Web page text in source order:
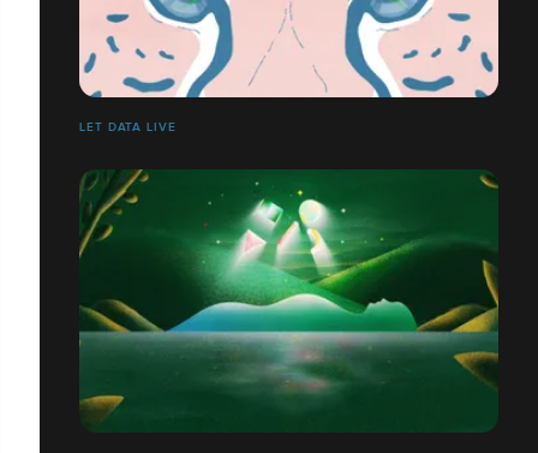
LET DATA LIVE